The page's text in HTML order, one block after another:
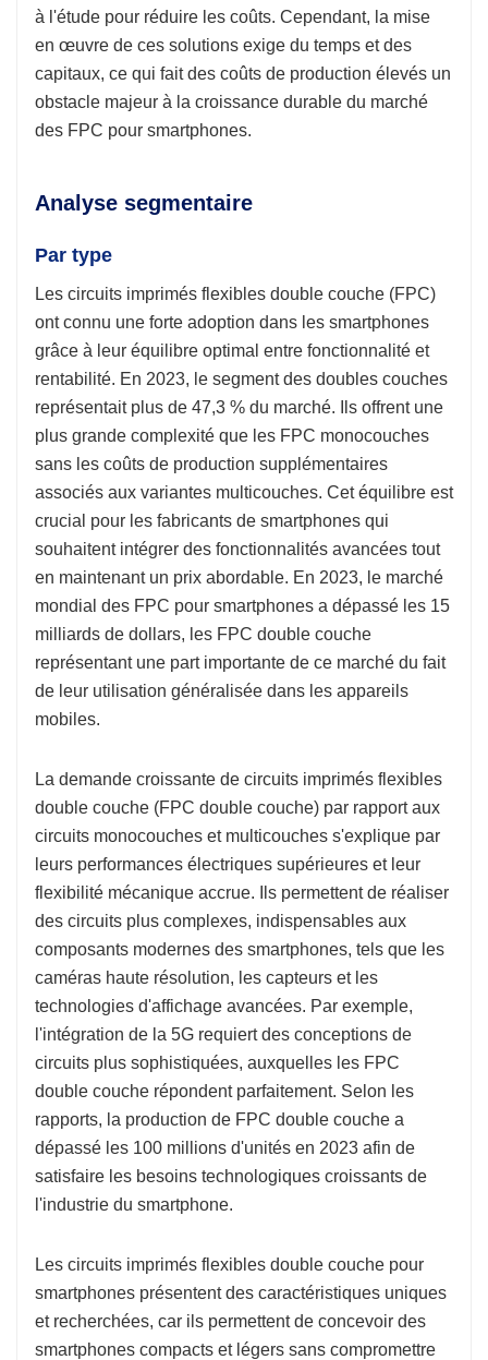
à l'étude pour réduire les coûts. Cependant, la mise
en œuvre de ces solutions exige du temps et des
capitaux, ce qui fait des coûts de production élevés un
obstacle majeur à la croissance durable du marché
des FPC pour smartphones.
Analyse segmentaire
Par type
Les circuits imprimés flexibles double couche (FPC)
ont connu une forte adoption dans les smartphones
grâce à leur équilibre optimal entre fonctionnalité et
rentabilité. En 2023, le segment des doubles couches
représentait plus de 47,3 % du marché. Ils offrent une
plus grande complexité que les FPC monocouches
sans les coûts de production supplémentaires
associés aux variantes multicouches. Cet équilibre est
crucial pour les fabricants de smartphones qui
souhaitent intégrer des fonctionnalités avancées tout
en maintenant un prix abordable. En 2023, le marché
mondial des FPC pour smartphones a dépassé les 15
milliards de dollars, les FPC double couche
représentant une part importante de ce marché du fait
de leur utilisation généralisée dans les appareils
mobiles.
La demande croissante de circuits imprimés flexibles
double couche (FPC double couche) par rapport aux
circuits monocouches et multicouches s'explique par
leurs performances électriques supérieures et leur
flexibilité mécanique accrue. Ils permettent de réaliser
des circuits plus complexes, indispensables aux
composants modernes des smartphones, tels que les
caméras haute résolution, les capteurs et les
technologies d'affichage avancées. Par exemple,
l'intégration de la 5G requiert des conceptions de
circuits plus sophistiquées, auxquelles les FPC
double couche répondent parfaitement. Selon les
rapports, la production de FPC double couche a
dépassé les 100 millions d'unités en 2023 afin de
satisfaire les besoins technologiques croissants de
l'industrie du smartphone.
Les circuits imprimés flexibles double couche pour
smartphones présentent des caractéristiques uniques
et recherchées, car ils permettent de concevoir des
smartphones compacts et légers sans compromettre